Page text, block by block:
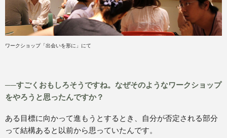
ワークショップ「出会いを形に」にて
──すごくおもしろそうですね。なぜそのようなワークショップ
をやろうと思ったんですか？
ある目標に向かって進もうとするとき、自分が否定される部分
って結構あると以前から思っていたんです。